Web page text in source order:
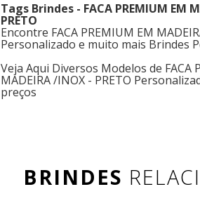
Tags Brindes - FACA PREMIUM EM
PRETO
Encontre FACA PREMIUM EM
Personalizado e muito mais Brindes
Veja Aqui Diversos Modelos de FACA
MADEIRA /INOX - PRETO
preços
BRINDES